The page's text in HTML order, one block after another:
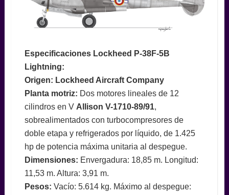
Especificaciones Lockheed P-38F-5B
Lightning:
Origen: Lockheed Aircraft Company
Planta motriz: Dos motores lineales de 12
cilindros en V Allison V-1710-89/91,
sobrealimentados con turbocompresores de
doble etapa y refrigerados por líquido, de 1.425
hp de potencia máxima unitaria al despegue.
Dimensiones: Envergadura: 18,85 m. Longitud:
11,53 m. Altura: 3,91 m.
Pesos: Vacío: 5.614 kg. Máximo al despegue: